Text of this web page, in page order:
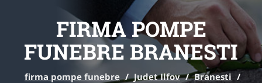
FIRMA POMPE
FUNEBRE BRANESTI
firma pompe funebre / Judet Ilfov / Branesti /